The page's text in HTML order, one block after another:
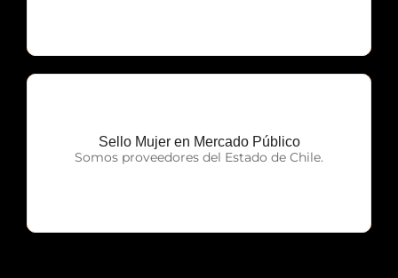
Sello Mujer en Mercado Público
Somos proveedores del Estado de Chile.
OTP Servicios